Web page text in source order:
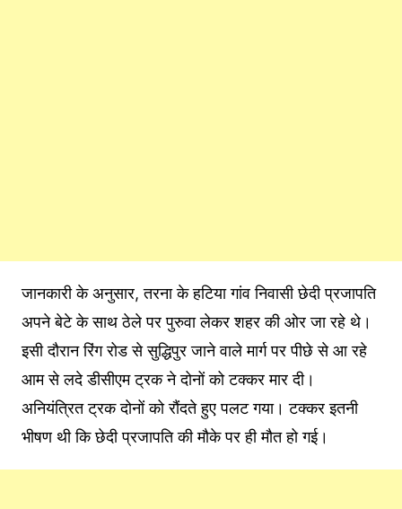
जानकारी के अनुसार, तरना के हटिया गांव निवासी छेदी प्रजापति
अपने बेटे के साथ ठेले पर पुरुवा लेकर शहर की ओर जा रहे थे।
इसी दौरान रिंग रोड से सुद्धिपुर जाने वाले मार्ग पर पीछे से आ रहे
आम से लदे डीसीएम ट्रक ने दोनों को टक्कर मार दी।
अनियंत्रित ट्रक दोनों को रौंदते हुए पलट गया। टक्कर इतनी
भीषण थी कि छेदी प्रजापति की मौके पर ही मौत हो गई।